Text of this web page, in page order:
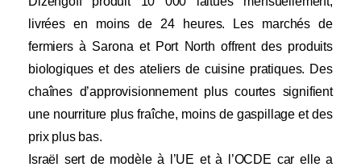
livrées en moins de 24 heures. Les marchés de
fermiers à Sarona et Port North offrent des produits
biologiques et des ateliers de cuisine pratiques. Des
chaînes d’approvisionnement plus courtes signifient
une nourriture plus fraîche, moins de gaspillage et des
prix plus bas.
Israël sert de modèle à l’UE et à l’OCDE car elle a